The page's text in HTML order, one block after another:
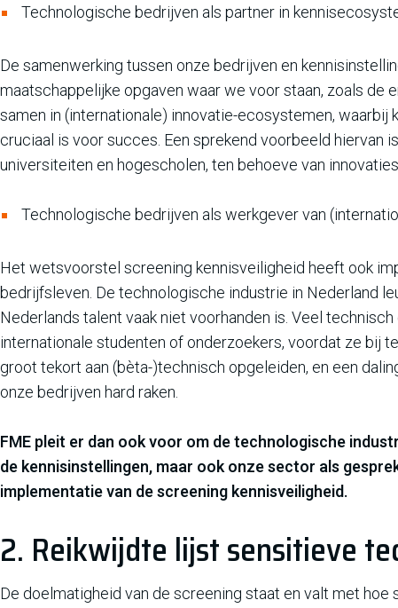
Technologische bedrijven als partner in
De samenwerking tussen onze bedrijven en
maatschappelijke opgaven waar we voor staan, zoals de
samen in (internationale) innovatie-ecosystemen,
cruciaal is voor succes. Een sprekend voorbeeld
universiteiten en hogescholen, ten behoeve van
Technologische bedrijven als werkgever van
Het wetsvoorstel screening kennisveiligheid heeft ook
bedrijfsleven. De technologische industrie in Nederland
Nederlands talent vaak niet voorhanden is. Veel
internationale studenten of onderzoekers, voordat ze bij
groot tekort aan (bèta-)technisch opgeleiden, en een
onze bedrijven hard raken.
FME pleit er dan ook voor om de technologische
de kennisinstellingen, maar ook onze sector als
implementatie van de screening kennisveiligheid.
2. Reikwijdte lijst sensitieve
De doelmatigheid van de screening staat en valt met